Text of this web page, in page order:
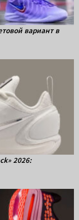
вариант в
2026: